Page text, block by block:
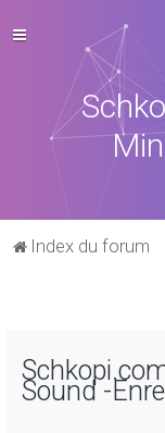
Index du forum
Sound -